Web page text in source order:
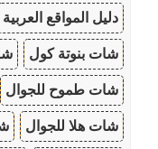
دليل المواقع العربية
شات بنوتة كول
شات طموح للجوال
شات هلا للجوال